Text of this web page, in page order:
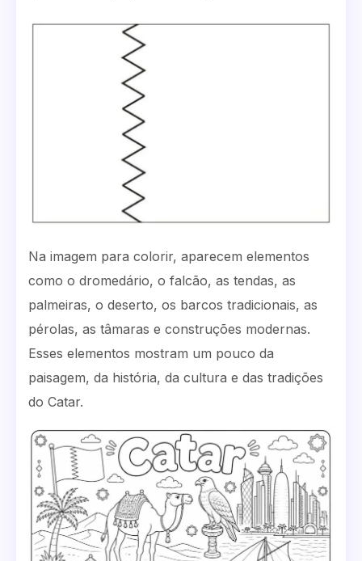
Na imagem para colorir, aparecem elementos
como o dromedário, o falcão, as tendas, as
palmeiras, o deserto, os barcos tradicionais, as
pérolas, as tâmaras e construções modernas.
Esses elementos mostram um pouco da
paisagem, da história, da cultura e das tradições
do Catar.